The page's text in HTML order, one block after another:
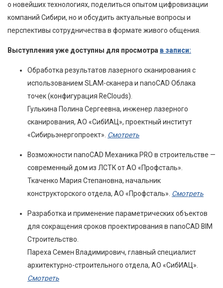
о новейших технологиях, поделиться опытом цифровизации
компаний Сибири, но и обсудить актуальные вопросы и
перспективы сотрудничества в формате живого общения.
Выступления уже доступны для просмотра в записи:
Обработка результатов лазерного сканирования с
использованием SLAM-сканера и nanoCAD Облака
точек (конфигурация ReClouds).
Гулькина Полина Сергеевна, инженер лазерного
сканирования, АО «СибИАЦ», проектный институт
«Сибирьэнергопроект». Смотреть
Возможности nanoCAD Механика PRO в строительстве —
современный дом из ЛСТК от АО «Профсталь».
Ткаченко Мария Степановна, начальник
конструкторского отдела, АО «Профсталь». Смотреть
Разработка и применение параметрических объектов
для сокращения сроков проектирования в nanoCAD BIM
Строительство.
Пареха Семен Владимирович, главный специалист
архитектурно-строительного отдела, АО «СибИАЦ».
Смотреть